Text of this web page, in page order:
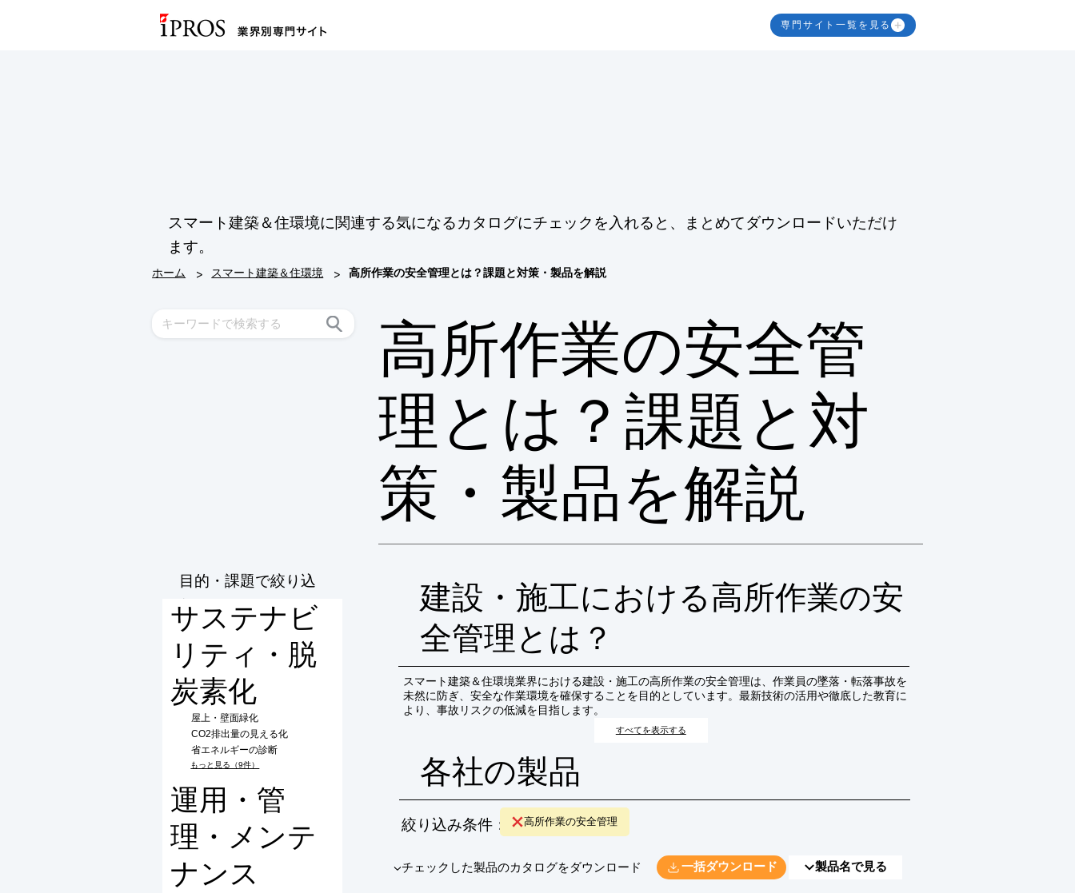
専門サイト一覧を見る
スマート建築＆住環境に関連する気になるカタログにチェックを入れると、まとめてダウンロードいただけ
ます。
ホーム > スマート建築＆住環境 > 高所作業の安全管理とは？課題と対策・製品を解説
高所作業の安全管
理とは？課題と対
策・製品を解説
目的・課題で絞り込
む
サステナビ
リティ・脱
炭素化
屋上・壁面緑化
CO2排出量の見える化
省エネルギーの診断
もっと見る（9件）
運用・管
理・メンテ
ナンス
建設・施工における高所作業の安
全管理とは？
スマート建築＆住環境業界における建設・施工の高所作業の安全管理は、作業員の墜落・転落事故を
未然に防ぎ、安全な作業環境を確保することを目的としています。最新技術の活用や徹底した教育に
より、事故リスクの低減を目指します。
すべてを表示する
各社の製品
絞り込み条件： 高所作業の安全管理
​▼チェックした製品のカタログをダウンロード 一括ダウンロード 製品名で見る